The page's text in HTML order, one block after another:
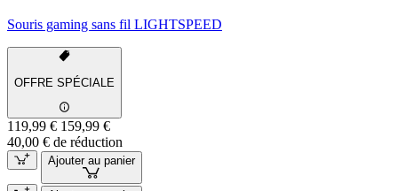
Souris gaming sans fil LIGHTSPEED
OFFRE SPÉCIALE
119,99 € 159,99 €
40,00 € de réduction
Ajouter au panier